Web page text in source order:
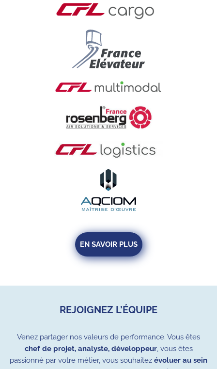
EN SAVOIR PLUS
REJOIGNEZ L’ÉQUIPE
Venez partager nos valeurs de performance. Vous êtes
chef de projet, analyste, développeur, vous êtes
passionné par votre métier, vous souhaitez évoluer au sein